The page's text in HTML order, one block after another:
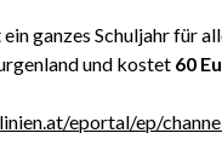
ganzes Schuljahr für
und kostet 60
eportal/ep/